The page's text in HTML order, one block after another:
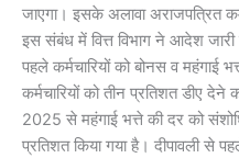
जाएगा। इसके अलावा अराजपत्रित
इस संबंध में वित्त विभाग ने आदेश
पहले कर्मचारियों को बोनस व महंगाई
कर्मचारियों को तीन प्रतिशत डीए
2025 से महंगाई भत्ते की दर को
प्रतिशत किया गया है। दीपावली से